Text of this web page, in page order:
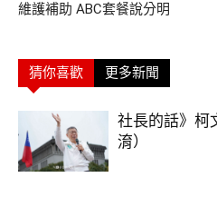
維護補助 ABC套餐說分明
猜你喜歡 更多新聞
社長的話》柯
淯）